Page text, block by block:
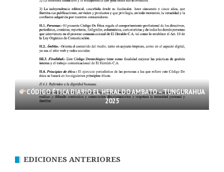
CÓDIGO ÉTICA DIARIO EL HERALDO AMBATO – TUNGURAHUA
2025
EDICIONES ANTERIORES